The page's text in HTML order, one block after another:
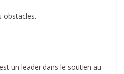
obstacles.
un leader dans le soutien au